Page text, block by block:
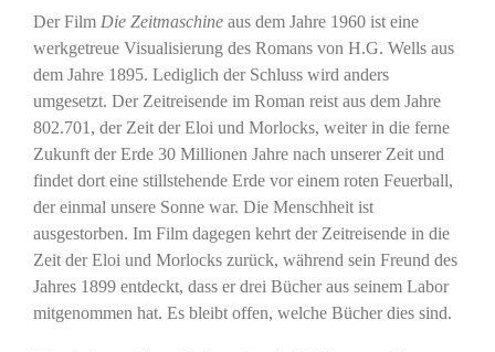
Der Film Die Zeitmaschineaus dem Jahre 1960 ist eine
werkgetreue Visualisierung des Romans von H.G. Wells aus
dem Jahre 1895. Lediglich der Schluss wird anders
umgesetzt. Der Zeitreisende im Roman reist aus dem Jahre
802.701, der Zeit der Eloi und Morlocks, weiter in die ferne
Zukunft der Erde 30 Millionen Jahre nach unserer Zeit und
findet dort eine stillstehende Erde vor einem roten Feuerball,
der einmal unsere Sonne war. Die Menschheit ist
ausgestorben. Im Film dagegen kehrt der Zeitreisende in die
Zeit der Eloi und Morlocks zurück, während sein Freund des
Jahres 1899 entdeckt, dass er drei Bücher aus seinem Labor
mitgenommen hat. Es bleibt offen, welche Bücher dies sind.